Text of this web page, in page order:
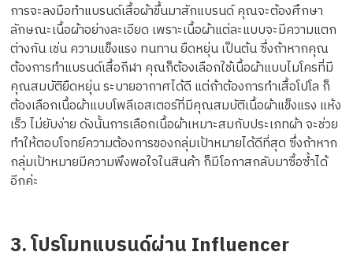
การจะลงมือทำแบรนด์เสื้อผ้าขึ้นมาสักแบรนด์ คุณจะต้องศึกษา
ลักษณะเนื้อผ้าอย่างละเอียด เพราะเนื้อผ้าแต่ละแบบจะมีความแตก
ต่างกัน เช่น ความแข็งแรง ทนทาน ยืดหยุ่น เป็นต้น ซึ่งถ้าหากคุณ
ต้องการทำแบรนด์เสื้อกีฬา คุณก็ต้องเลือกใช้เนื้อผ้าแบบไมโครที่มี
คุณสมบัติยืดหยุ่น ระบายอากาศได้ดี แต่ถ้าต้องการทำเสื้อโปโล ก็
ต้องเลือกเนื้อผ้าแบบโพลีเอสเตอร์ที่มีคุณสมบัติเนื้อผ้าแข็งแรง แห้ง
เร็ว ไม่ยับง่าย ดังนั้นการเลือกเนื้อผ้าเหมาะสมกับประเภทผ้า จะช่วย
ทำให้ตอบโจทย์ความต้องการของกลุ่มเป้าหมายได้ดีที่สุด ซึ่งถ้าหาก
กลุ่มเป้าหมายมีความพึงพอใจในสินค้า ก็มีโอกาสกลับมาซื้อซ้ำได้
อีกค่ะ
3. โปรโมทแบรนด์ผ่าน Influencer